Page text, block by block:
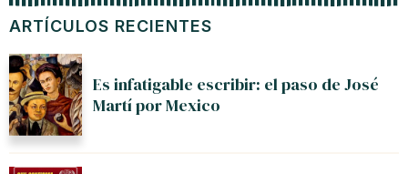
ARTÍCULOS RECIENTES
Es infatigable escribir: el paso de José
Martí por Mexico